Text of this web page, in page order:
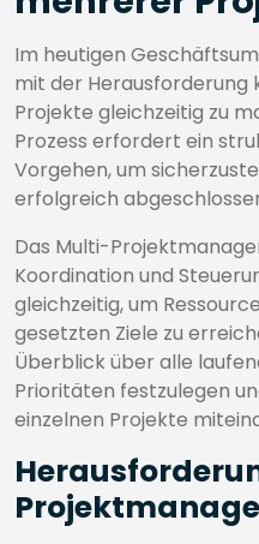
Im heutigen
mit der
Projekte gleichzeitig zu
Prozess erfordert ein
Vorgehen, um
erfolgreich
Das Multi-
Koordination und
gleichzeitig, um
gesetzten Ziele zu
Überblick über alle
Prioritäten festzulegen
einzelnen Projekte